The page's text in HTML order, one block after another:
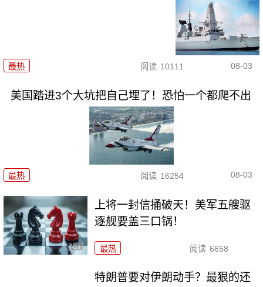
最热 阅读 10111 08-03
美国踏进3个大坑把自己埋了！恐怕一个都爬不出
最热 阅读 16254 08-03
上将一封信捅破天！美军五艘驱
逐舰要盖三口锅！
最热 阅读 6658
特朗普要对伊朗动手？最狠的还